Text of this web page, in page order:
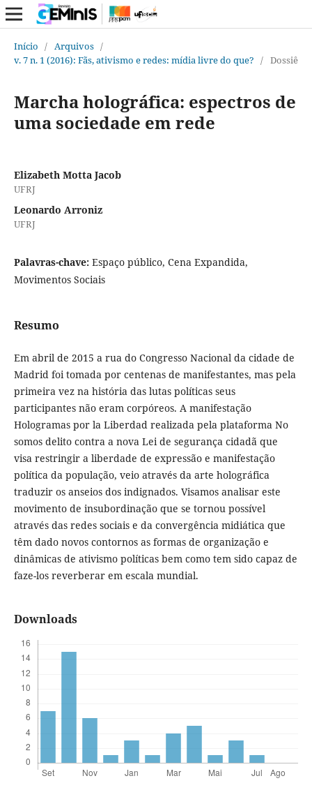
Início / Arquivos /
v. 7 n. 1 (2016): Fãs, ativismo e redes: mídia livre do que? / Dossiê
Marcha holográfica: espectros de
uma sociedade em rede
Elizabeth Motta Jacob
UFRJ
Leonardo Arroniz
UFRJ
Palavras-chave: Espaço público, Cena Expandida,
Movimentos Sociais
Resumo
Em abril de 2015 a rua do Congresso Nacional da cidade de
Madrid foi tomada por centenas de manifestantes, mas pela
primeira vez na história das lutas políticas seus
participantes não eram corpóreos. A manifestação
Hologramas por la Liberdad realizada pela plataforma No
somos delito contra a nova Lei de segurança cidadã que
visa restringir a liberdade de expressão e manifestação
política da população, veio através da arte holográfica
traduzir os anseios dos indignados. Visamos analisar este
movimento de insubordinação que se tornou possível
através das redes sociais e da convergência midiática que
têm dado novos contornos as formas de organização e
dinâmicas de ativismo políticas bem como tem sido capaz de
faze-los reverberar em escala mundial.
Downloads